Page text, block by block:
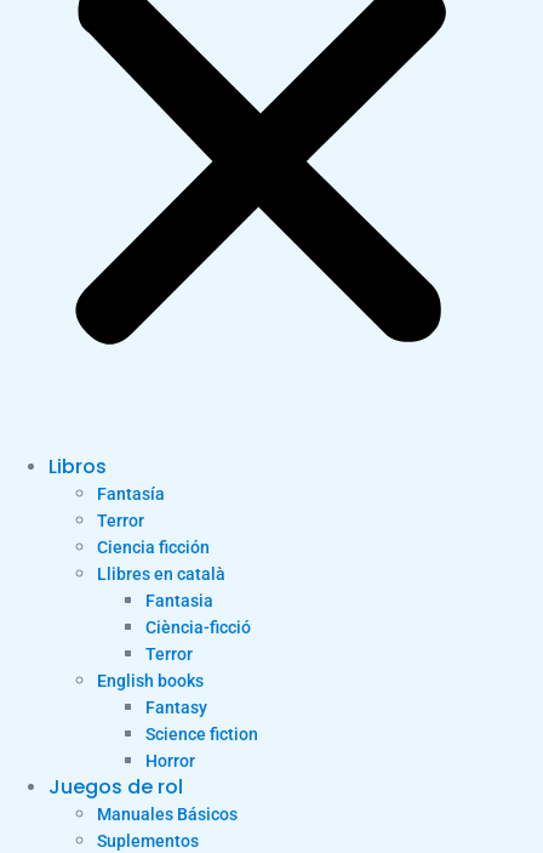
Libros
Fantasía
Terror
Ciencia ficción
Llibres en català
Fantasia
Ciència-ficció
Terror
English books
Fantasy
Science fiction
Horror
Juegos de rol
Manuales Básicos
Suplementos